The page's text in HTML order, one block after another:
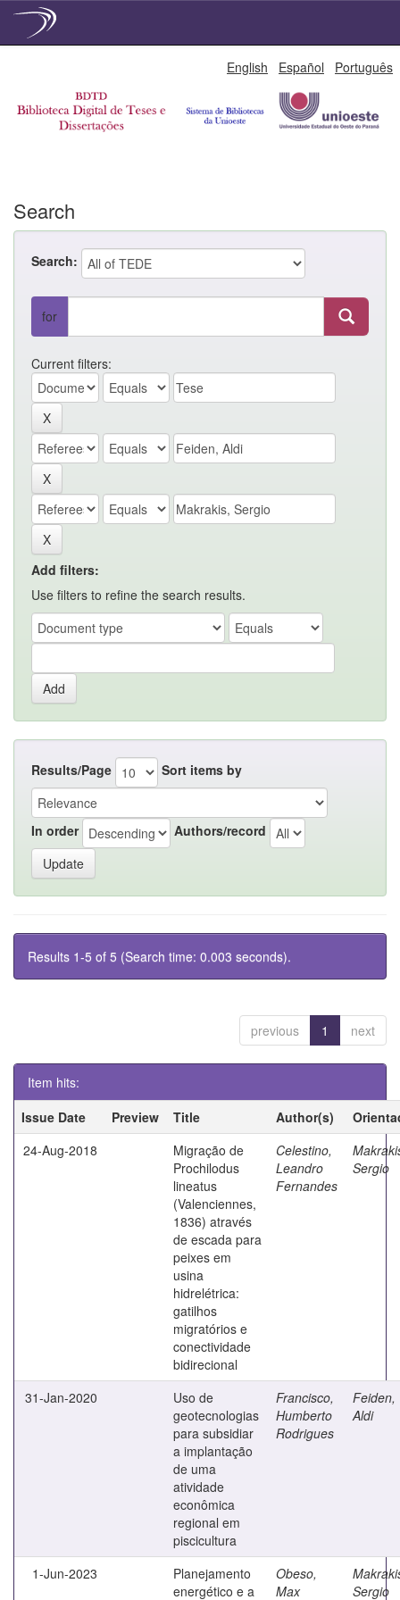
English Español Português
Search
Search:
for
Current filters:
Add filters:
Use filters to refine the search results.
Results/Page Sort items by
In order Authors/record
Results 1-5 of 5 (Search time: 0.003 seconds).
previous 1 next
Item hits:
Issue Date
Preview Title Author(s)
24-Aug-2018
Migração de
Prochilodus
lineatus
(Valenciennes,
1836) através
de escada para
peixes em
usina
hidrelétrica:
gatilhos
migratórios e
conectividade
bidirecional
Celestino,
Leandro
Fernandes
Sergio
31-Jan-2020
Uso de
geotecnologias
para subsidiar
a implantação
de uma
atividade
econômica
regional em
piscicultura
Francisco,
Humberto
Rodrigues
Feiden,
Aldi
1-Jun-2023
Planejamento
energético e a
Obeso,
Max
Sergio